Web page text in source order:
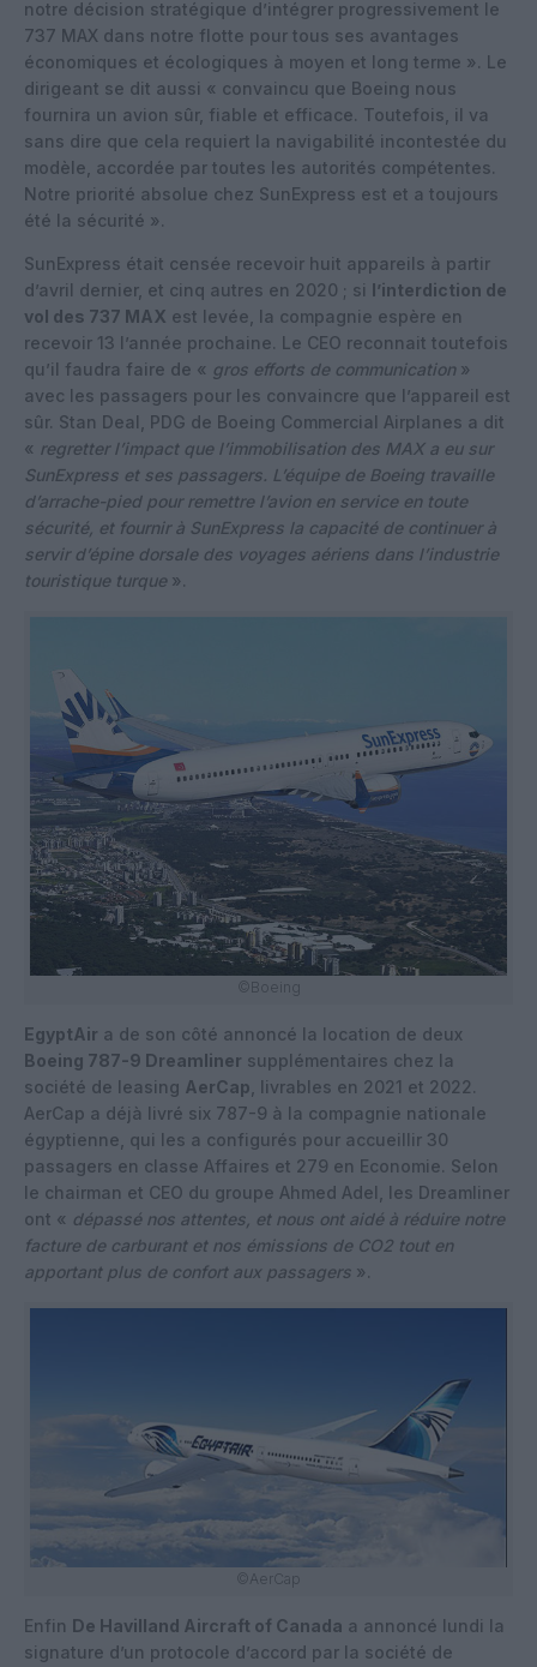
notre décision stratégique d’intégrer progressivement le
737 MAX dans notre flotte pour tous ses avantages
économiques et écologiques à moyen et long terme ». Le
dirigeant se dit aussi « convaincu que Boeing nous
fournira un avion sûr, fiable et efficace. Toutefois, il va
sans dire que cela requiert la navigabilité incontestée du
modèle, accordée par toutes les autorités compétentes.
Notre priorité absolue chez SunExpress est et a toujours
été la sécurité ».
SunExpress était censée recevoir huit appareils à partir
d’avril dernier, et cinq autres en 2020 ; si l’interdiction de
vol des 737 MAX est levée, la compagnie espère en
recevoir 13 l’année prochaine. Le CEO reconnait toutefois
qu’il faudra faire de « gros efforts de communication »
avec les passagers pour les convaincre que l’appareil est
sûr. Stan Deal, PDG de Boeing Commercial Airplanes a dit
« regretter l’impact que l’immobilisation des MAX a eu sur
SunExpress et ses passagers. L’équipe de Boeing travaille
d’arrache-pied pour remettre l’avion en service en toute
sécurité, et fournir à SunExpress la capacité de continuer à
servir d’épine dorsale des voyages aériens dans l’industrie
touristique turque ».
©Boeing
EgyptAir a de son côté annoncé la location de deux
Boeing 787-9 Dreamliner supplémentaires chez la
société de leasing AerCap , livrables en 2021 et 2022.
AerCap a déjà livré six 787-9 à la compagnie nationale
égyptienne, qui les a configurés pour accueillir 30
passagers en classe Affaires et 279 en Economie. Selon
le chairman et CEO du groupe Ahmed Adel, les Dreamliner
ont « dépassé nos attentes, et nous ont aidé à réduire notre
facture de carburant et nos émissions de CO2 tout en
apportant plus de confort aux passagers ».
©AerCap
Enfin De Havilland Aircraft of Canada a annoncé lundi la
signature d’un protocole d’accord par la société de